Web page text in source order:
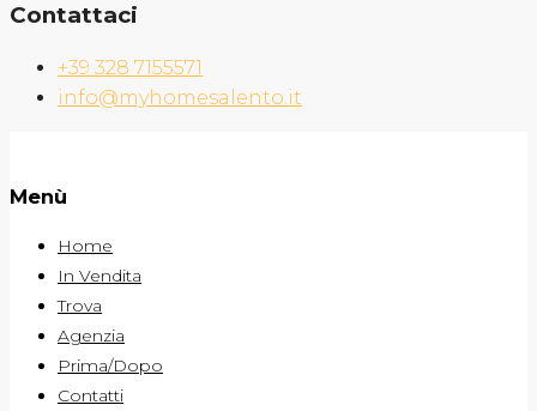
Contattaci
+39 328 7155571
info@myhomesalento.it
Menù
Home
In Vendita
Trova
Agenzia
Prima/Dopo
Contatti